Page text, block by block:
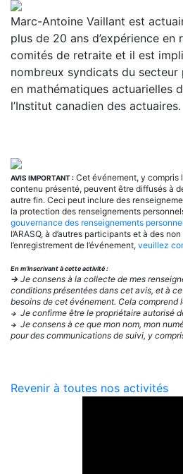
Marc-Antoine Vaillant est
plus de 20 ans d’expérience
comités de retraite et il est
nombreux syndicats du
en mathématiques actuarielles
l’Institut canadien des actuaires.
AVIS IMPORTANT : Cet événement, y compris
contenu présenté, peuvent être diffusés à
autre fin. Ceci peut inclure des
la protection des renseignements
gouvernance des renseignements
l’ARASQ, à d’autres participants et à des
l’enregistrement de l’événement, veuillez
En m’inscrivant à cette activité :
→ Je consens à la collecte de mes
conditions présentées dans cet avis, et à
besoins de cet événement. Cela comprend
→ Je confirme être le propriétaire autorisé
→ Je consens à ce que mon nom, mon
pour des communications de suivi, y
Revenir à toutes nos activités